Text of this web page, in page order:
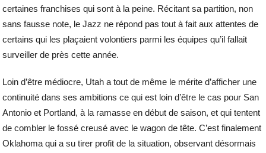
certaines franchises qui sont à la peine. Récitant sa partition, non
sans fausse note, le Jazz ne répond pas tout à fait aux attentes de
certains qui les plaçaient volontiers parmi les équipes qu’il fallait
surveiller de près cette année.
Loin d’être médiocre, Utah a tout de même le mérite d’afficher une
continuité dans ses ambitions ce qui est loin d’être le cas pour San
Antonio et Portland, à la ramasse en début de saison, et qui tentent
de combler le fossé creusé avec le wagon de tête. C’est finalement
Oklahoma qui a su tirer profit de la situation, observant désormais